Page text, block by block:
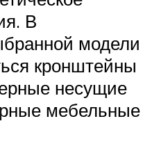
В
модели
кронштейны
несущие
мебельные